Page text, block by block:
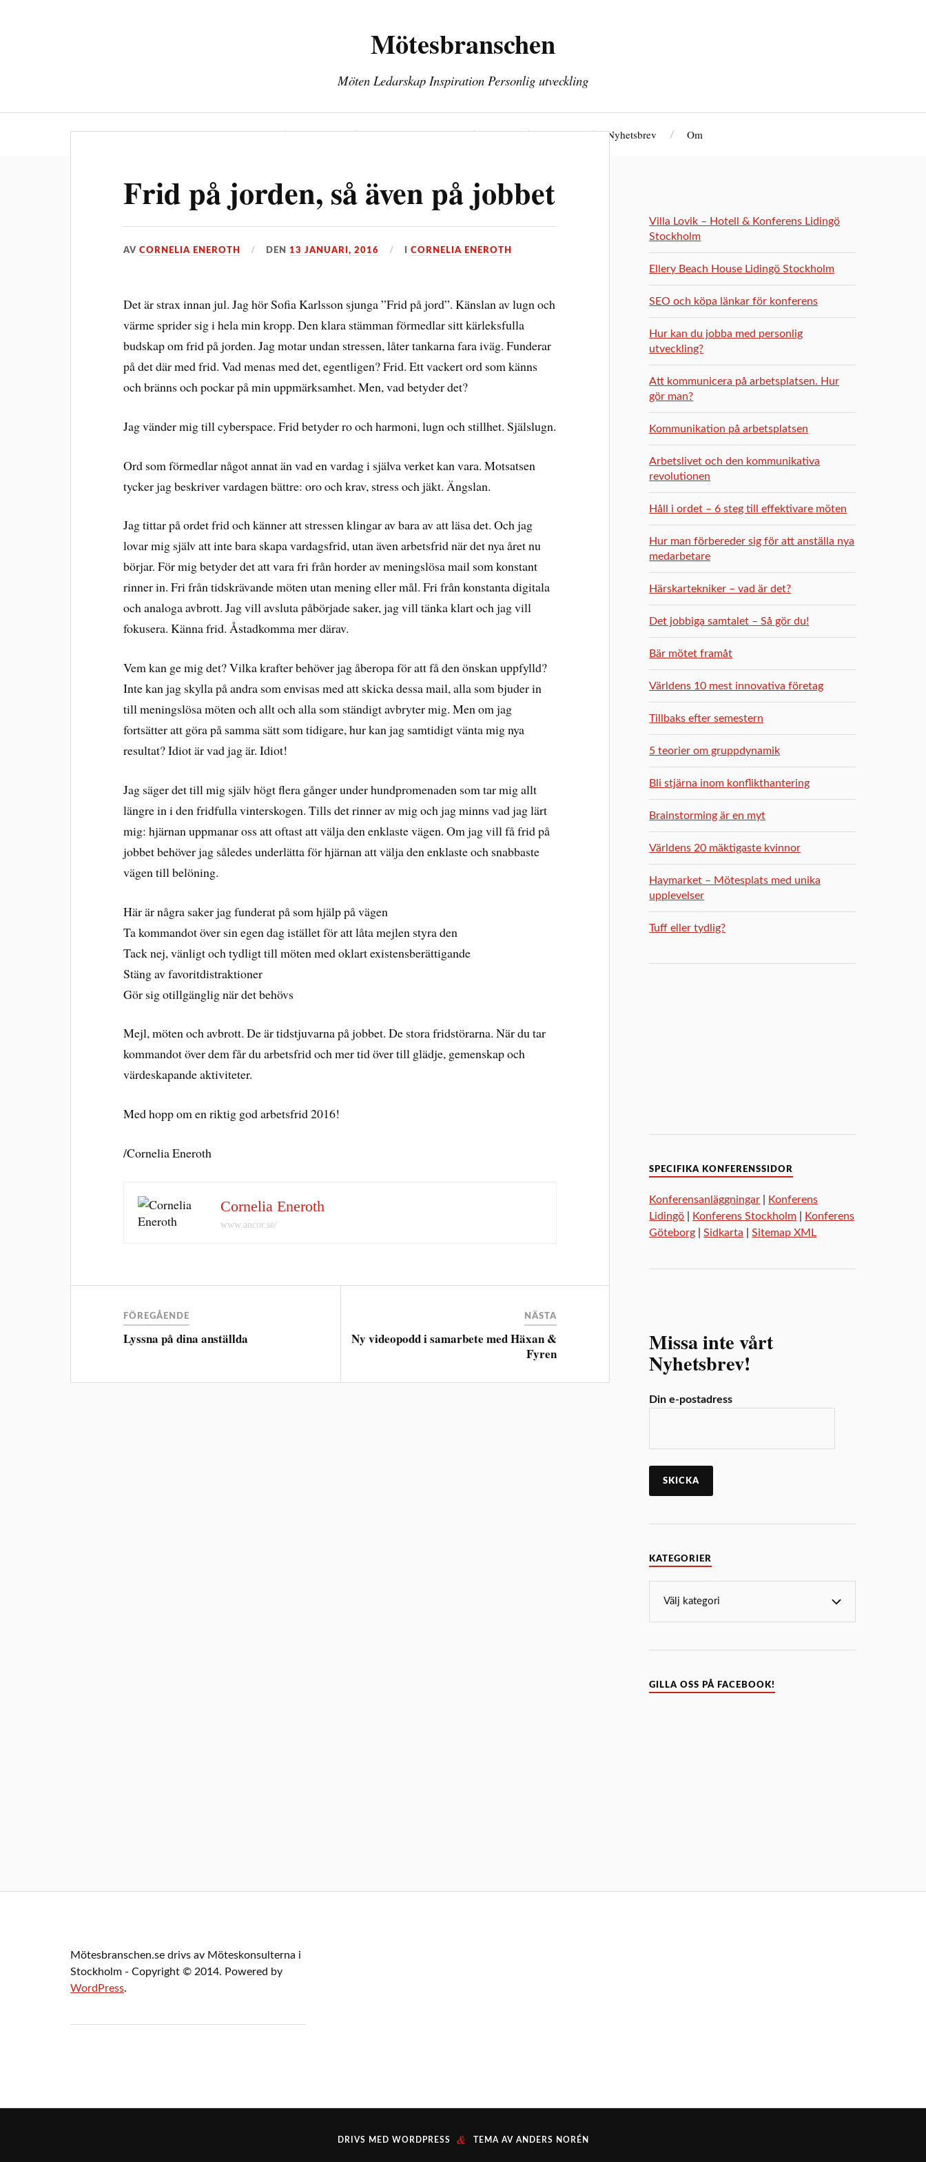
Mötesbranschen
Möten Ledarskap Inspiration Personlig utveckling
Ledarskap Möten Personlig utveckling Hälsa Kontakt Nyhetsbrev Om
Frid på jorden, så även på jobbet
AVCORNELIA ENEROTH DEN13 JANUARI, 2016 ICORNELIA ENEROTH
Det är strax innan jul. Jag hör Sofia Karlsson sjunga ”Frid på jord”. Känslan av lugn och
värme sprider sig i hela min kropp. Den klara stämman förmedlar sitt kärleksfulla
budskap om frid på jorden. Jag motar undan stressen, låter tankarna fara iväg. Funderar
på det där med frid. Vad menas med det, egentligen? Frid. Ett vackert ord som känns
och bränns och pockar på min uppmärksamhet. Men, vad betyder det?
Jag vänder mig till cyberspace. Frid betyder ro och harmoni, lugn och stillhet. Själslugn.
Ord som förmedlar något annat än vad en vardag i själva verket kan vara. Motsatsen
tycker jag beskriver vardagen bättre: oro och krav, stress och jäkt. Ängslan.
Jag tittar på ordet frid och känner att stressen klingar av bara av att läsa det. Och jag
lovar mig själv att inte bara skapa vardagsfrid, utan även arbetsfrid när det nya året nu
börjar. För mig betyder det att vara fri från horder av meningslösa mail som konstant
rinner in. Fri från tidskrävande möten utan mening eller mål. Fri från konstanta digitala
och analoga avbrott. Jag vill avsluta påbörjade saker, jag vill tänka klart och jag vill
fokusera. Känna frid. Åstadkomma mer därav.
Vem kan ge mig det? Vilka krafter behöver jag åberopa för att få den önskan uppfylld?
Inte kan jag skylla på andra som envisas med att skicka dessa mail, alla som bjuder in
till meningslösa möten och allt och alla som ständigt avbryter mig. Men om jag
fortsätter att göra på samma sätt som tidigare, hur kan jag samtidigt vänta mig nya
resultat? Idiot är vad jag är. Idiot!
Jag säger det till mig själv högt flera gånger under hundpromenaden som tar mig allt
längre in i den fridfulla vinterskogen. Tills det rinner av mig och jag minns vad jag lärt
mig: hjärnan uppmanar oss att oftast att välja den enklaste vägen. Om jag vill få frid på
jobbet behöver jag således underlätta för hjärnan att välja den enklaste och snabbaste
vägen till belöning.
Här är några saker jag funderat på som hjälp på vägen
Ta kommandot över sin egen dag istället för att låta mejlen styra den
Tack nej, vänligt och tydligt till möten med oklart existensberättigande
Stäng av favoritdistraktioner
Gör sig otillgänglig när det behövs
Mejl, möten och avbrott. De är tidstjuvarna på jobbet. De stora fridstörarna. När du tar
kommandot över dem får du arbetsfrid och mer tid över till glädje, gemenskap och
värdeskapande aktiviteter.
Med hopp om en riktig god arbetsfrid 2016!
/Cornelia Eneroth
Cornelia Eneroth
www.ancor.se/
FÖREGÅENDE
Lyssna på dina anställda
NÄSTA
Ny videopodd i samarbete med Häxan &
Fyren
Villa Lovik – Hotell & Konferens Lidingö
Stockholm
Ellery Beach House Lidingö Stockholm
SEO och köpa länkar för konferens
Hur kan du jobba med personlig
utveckling?
Att kommunicera på arbetsplatsen. Hur
gör man?
Kommunikation på arbetsplatsen
Arbetslivet och den kommunikativa
revolutionen
Håll i ordet – 6 steg till effektivare möten
Hur man förbereder sig för att anställa nya
medarbetare
Härskartekniker – vad är det?
Det jobbiga samtalet – Så gör du!
Bär mötet framåt
Världens 10 mest innovativa företag
Tillbaks efter semestern
5 teorier om gruppdynamik
Bli stjärna inom konflikthantering
Brainstorming är en myt
Världens 20 mäktigaste kvinnor
Haymarket – Mötesplats med unika
upplevelser
Tuff eller tydlig?
SPECIFIKA KONFERENSSIDOR
Konferensanläggningar
Konferens
Lidingö
Konferens Stockholm
Konferens
Göteborg |Sidkarta |Sitemap XML
Missa inte vårt
Nyhetsbrev!
Din e-postadress
KATEGORIER
GILLA OSS PÅ FACEBOOK!
Mötesbranschen.se drivs av Möteskonsulterna i
Stockholm - Copyright © 2014. Powered by
WordPress.
DRIVS MED WORDPRESS & TEMA AV ANDERS NORÉN